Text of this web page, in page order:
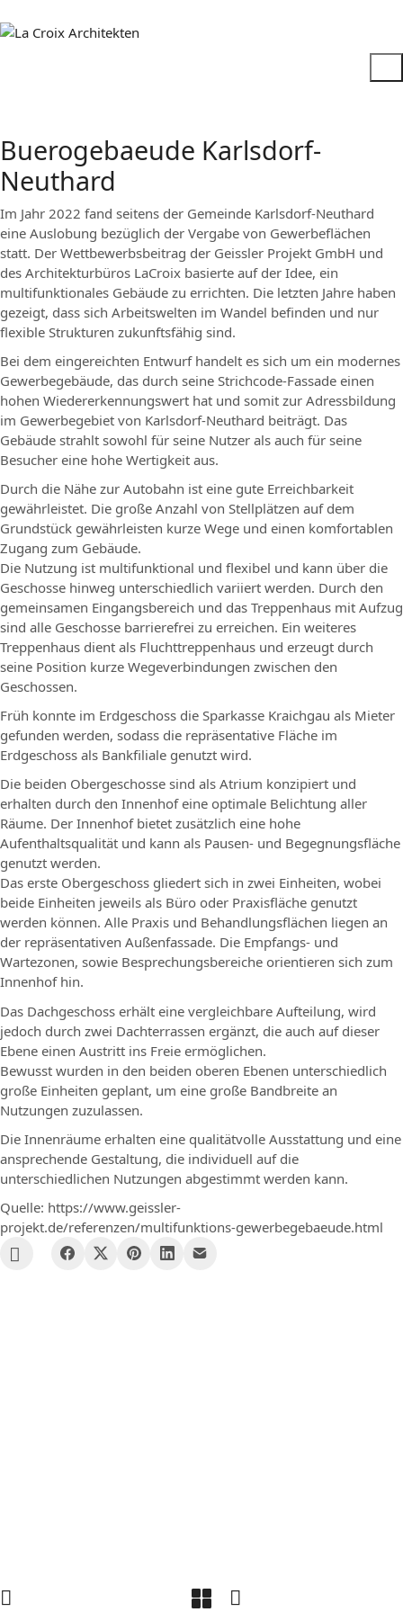
Buerogebaeude Karlsdorf-
Neuthard
Im Jahr 2022 fand seitens der Gemeinde Karlsdorf-Neuthard
eine Auslobung bezüglich der Vergabe von Gewerbeﬂächen
statt. Der Wettbewerbsbeitrag der Geissler Projekt GmbH und
des Architekturbüros LaCroix basierte auf der Idee, ein
multifunktionales Gebäude zu errichten. Die letzten Jahre haben
gezeigt, dass sich Arbeitswelten im Wandel beﬁnden und nur
ﬂexible Strukturen zukunftsfähig sind.
Bei dem eingereichten Entwurf handelt es sich um ein modernes
Gewerbegebäude, das durch seine Strichcode-Fassade einen
hohen Wiedererkennungswert hat und somit zur Adressbildung
im Gewerbegebiet von Karlsdorf-Neuthard beiträgt. Das
Gebäude strahlt sowohl für seine Nutzer als auch für seine
Besucher eine hohe Wertigkeit aus.
Durch die Nähe zur Autobahn ist eine gute Erreichbarkeit
gewährleistet. Die große Anzahl von Stellplätzen auf dem
Grundstück gewährleisten kurze Wege und einen komfortablen
Zugang zum Gebäude.
Die Nutzung ist multifunktional und ﬂexibel und kann über die
Geschosse hinweg unterschiedlich variiert werden. Durch den
gemeinsamen Eingangsbereich und das Treppenhaus mit Aufzug
sind alle Geschosse barrierefrei zu erreichen. Ein weiteres
Treppenhaus dient als Fluchttreppenhaus und erzeugt durch
seine Position kurze Wegeverbindungen zwischen den
Geschossen.
Früh konnte im Erdgeschoss die Sparkasse Kraichgau als Mieter
gefunden werden, sodass die repräsentative Fläche im
Erdgeschoss als Bankfiliale genutzt wird.
Die beiden Obergeschosse sind als Atrium konzipiert und
erhalten durch den Innenhof eine optimale Belichtung aller
Räume. Der Innenhof bietet zusätzlich eine hohe
Aufenthaltsqualität und kann als Pausen- und Begegnungsﬂäche
genutzt werden.
Das erste Obergeschoss gliedert sich in zwei Einheiten, wobei
beide Einheiten jeweils als Büro oder Praxisﬂäche genutzt
werden können. Alle Praxis und Behandlungsﬂächen liegen an
der repräsentativen Außenfassade. Die Empfangs- und
Wartezonen, sowie Besprechungsbereiche orientieren sich zum
Innenhof hin.
Das Dachgeschoss erhält eine vergleichbare Aufteilung, wird
jedoch durch zwei Dachterrassen ergänzt, die auch auf dieser
Ebene einen Austritt ins Freie ermöglichen.
Bewusst wurden in den beiden oberen Ebenen unterschiedlich
große Einheiten geplant, um eine große Bandbreite an
Nutzungen zuzulassen.
Die Innenräume erhalten eine qualitätvolle Ausstattung und eine
ansprechende Gestaltung, die individuell auf die
unterschiedlichen Nutzungen abgestimmt werden kann.
Quelle: https://www.geissler-
projekt.de/referenzen/multifunktions-gewerbegebaeude.html